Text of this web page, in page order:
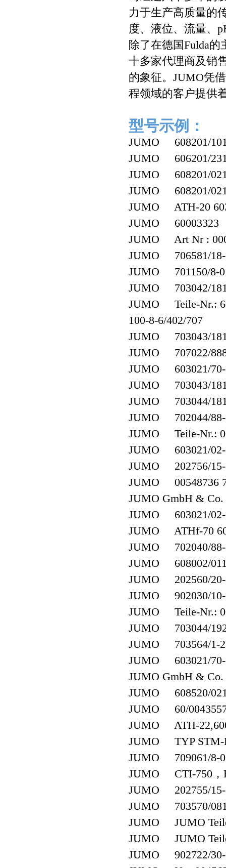
力于生产高质量的
度、液位、流量、
除了在德国Fulda
十多家代理商及销
的象征。JUMO凭
程领域的客户提供
型号示例：
JUMO 608201/
JUMO 606201/
JUMO 608201/
JUMO 608201/
JUMO ATH-20
JUMO 60003323
JUMO Art Nr :
JUMO 706581/18-
JUMO 701150/8-
JUMO 703042/
JUMO Teile-Nr.:
100-8-6/402/707
JUMO 703043/
JUMO 707022/
JUMO 603021/70-
JUMO 703043/
JUMO 703044/
JUMO 702044/88-
JUMO Teile-Nr.:
JUMO 603021/02-
JUMO 202756/15-
JUMO 00548736
JUMO GmbH & Co.
JUMO 603021/02-
JUMO ATHf-70
JUMO 702040/88-
JUMO 608002/
JUMO 202560/20-
JUMO 902030/10-
JUMO Teile-Nr.:
JUMO 703044/
JUMO 703564/1-
JUMO 603021/70-
JUMO GmbH &
JUMO 608520/
JUMO 60/
JUMO ATH-
JUMO TYP STM-
JUMO 709061/8-
JUMO CTI-750，
JUMO 202755/15-
JUMO 703570/
JUMO JUMO
JUMO JUMO
JUMO 902722/30-